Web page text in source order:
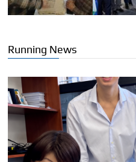
Running News